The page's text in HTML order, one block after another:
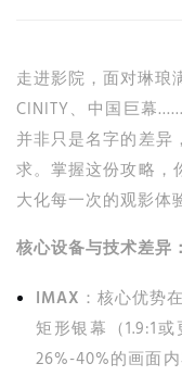
走进影院，面对琳琅
CINITY、中国巨幕
并非只是名字的差异
求。掌握这份攻略，
大化每一次的观影体
核心设备与技术差异
IMAX ：核心优势
矩形银幕（1.9:1
26%-40%的画面